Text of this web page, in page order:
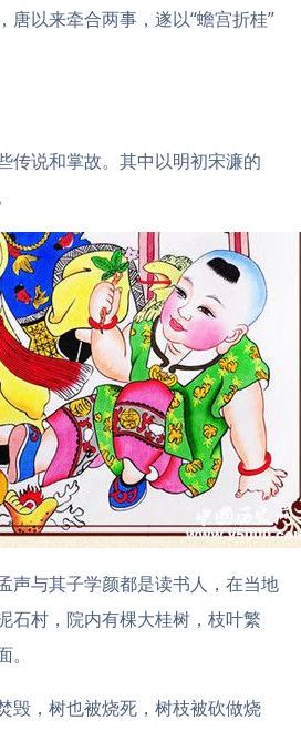
唐以来牵合两事，遂以“蟾宫折桂”
传说和掌故。其中以明初宋濂的
声与其子学颜都是读书人，在当地
石村，院内有棵大桂树，枝叶繁
毁，树也被烧死，树枝被砍做烧